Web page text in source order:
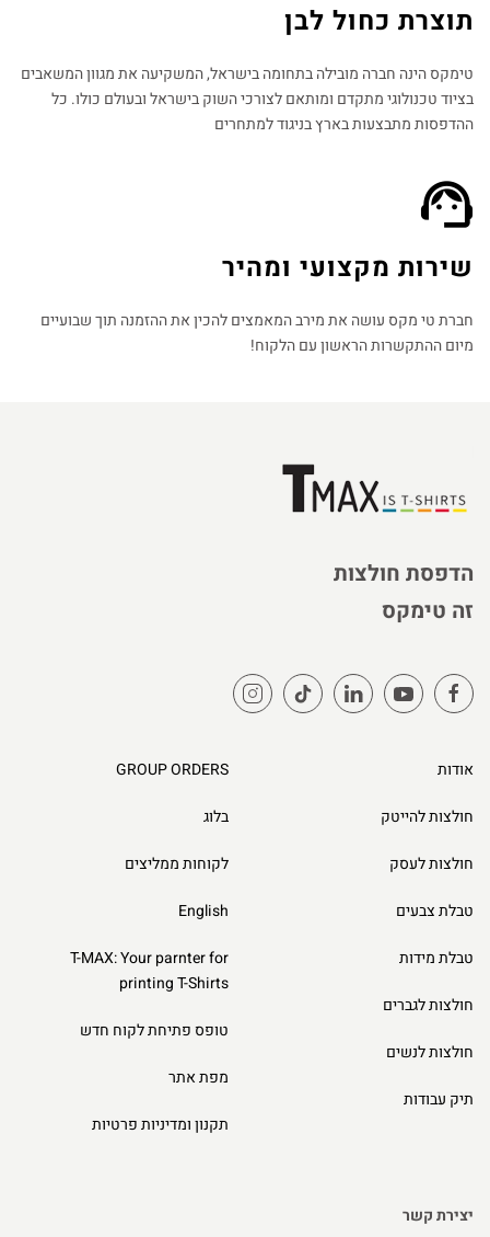
תוצרת כחול לבן
טימקס הינה חברה מובילה בתחומה בישראל, המשקיעה את מגוון המשאבים
בציוד טכנולוגי מתקדם ומותאם לצורכי השוק בישראל ובעולם כולו. כל
ההדפסות מתבצעות בארץ בניגוד למתחרים​
שירות מקצועי ומהיר
חברת טי מקס עושה את מירב המאמצים להכין את ההזמנה תוך שבועיים
מיום ההתקשרות הראשון עם הלקוח!
הדפסת חולצות
זה טימקס
אודות
חולצות להייטק
חולצות לעסק
טבלת צבעים
טבלת מידות
חולצות לגברים
חולצות לנשים
תיק עבודות
GROUP ORDERS
בלוג
לקוחות ממליצים
English
T-MAX: Your parnter for
printing T-Shirts
טופס פתיחת לקוח חדש
מפת אתר
תקנון ומדיניות פרטיות
יצירת קשר